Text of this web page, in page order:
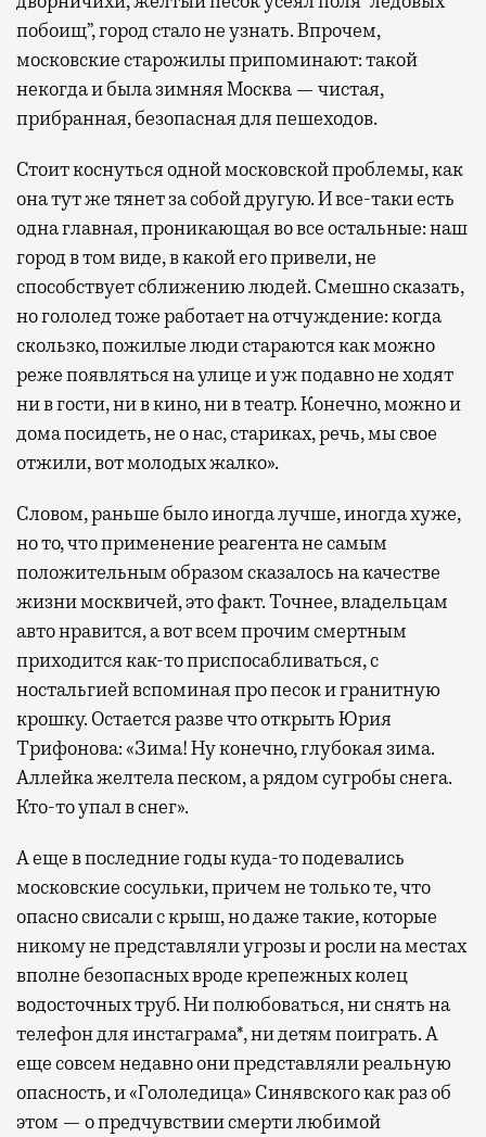
побоищ”, город стало не узнать. Впрочем,
московские старожилы припоминают: такой
некогда и была зимняя Москва — чистая,
прибранная, безопасная для пешеходов.
Стоит коснуться одной московской проблемы, как
она тут же тянет за собой другую. И все-таки есть
одна главная, проникающая во все остальные: наш
город в том виде, в какой его привели, не
способствует сближению людей. Смешно сказать,
но гололед тоже работает на отчуждение: когда
скользко, пожилые люди стараются как можно
реже появляться на улице и уж подавно не ходят
ни в гости, ни в кино, ни в театр. Конечно, можно и
дома посидеть, не о нас, стариках, речь, мы свое
отжили, вот молодых жалко».
Словом, раньше было иногда лучше, иногда хуже,
но то, что применение реагента не самым
положительным образом сказалось на качестве
жизни москвичей, это факт. Точнее, владельцам
авто нравится, а вот всем прочим смертным
приходится как-то приспосабливаться, с
ностальгией вспоминая про песок и гранитную
крошку. Остается разве что открыть Юрия
Трифонова: «Зима! Ну конечно, глубокая зима.
Аллейка желтела песком, а рядом сугробы снега.
Кто-то упал в снег».
А еще в последние годы куда-то подевались
московские сосульки, причем не только те, что
опасно свисали с крыш, но даже такие, которые
никому не представляли угрозы и росли на местах
вполне безопасных вроде крепежных колец
водосточных труб. Ни полюбоваться, ни снять на
телефон для инстаграма*, ни детям поиграть. А
еще совсем недавно они представляли реальную
опасность, и «Гололедица» Синявского как раз об
этом — о предчувствии смерти любимой